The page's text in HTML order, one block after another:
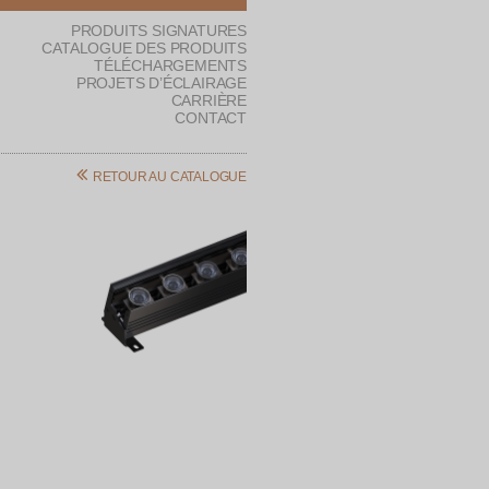
PRODUITS SIGNATURES
CATALOGUE DES PRODUITS
TÉLÉCHARGEMENTS
PROJETS D’ÉCLAIRAGE
CARRIÈRE
CONTACT
RETOUR AU CATALOGUE